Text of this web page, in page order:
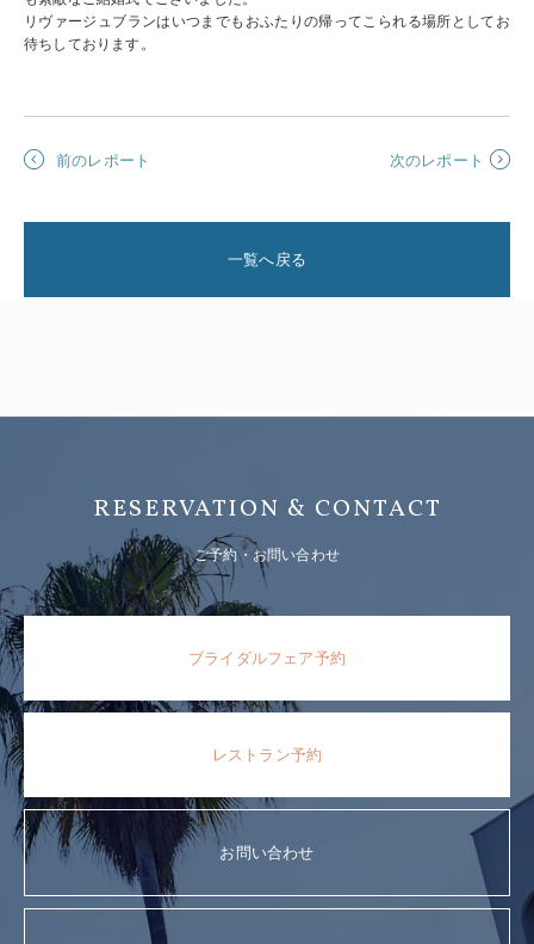
リヴァージュブランはいつまでもおふたりの帰ってこられる場所としてお
待ちしております。
前のレポート 次のレポート
一覧へ戻る
RESERVATION & CONTACT
ご予約・お問い合わせ
ブライダルフェア予約
レストラン予約
お問い合わせ